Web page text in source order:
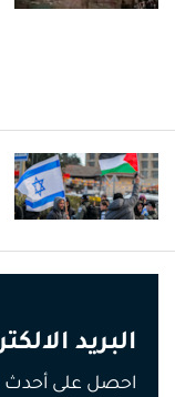
البريد
احصل على أحدث